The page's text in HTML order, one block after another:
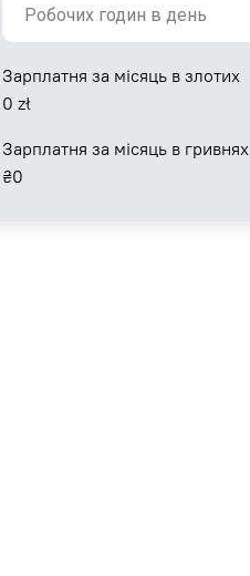
Зарплатня за місяць в злотих
0 zł
Зарплатня за місяць в гривнях
₴0